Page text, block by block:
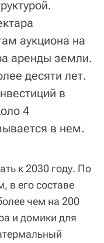
аукциона на
аренды земли.
десяти лет.
в
4
в нем.
к 2030 году. По
в его составе
чем на 200
и домики для